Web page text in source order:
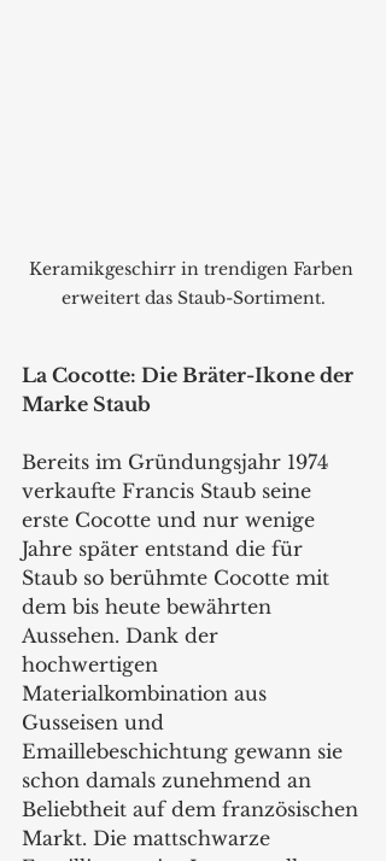
Keramikgeschirr in trendigen Farben
erweitert das Staub-Sortiment.
La Cocotte: Die Bräter-Ikone der
Marke Staub
Bereits im Gründungsjahr 1974
verkaufte Francis Staub seine
erste Cocotte und nur wenige
Jahre später entstand die für
Staub so berühmte Cocotte mit
dem bis heute bewährten
Aussehen. Dank der
hochwertigen
Materialkombination aus
Gusseisen und
Emaillebeschichtung gewann sie
schon damals zunehmend an
Beliebtheit auf dem französischen
Markt. Die mattschwarze